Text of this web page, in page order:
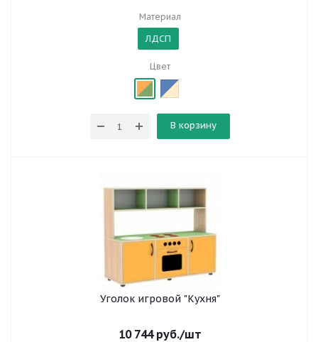
Материал
ЛДСП
Цвет
В корзину
Уголок игровой "Кухня"
10 744руб./шт